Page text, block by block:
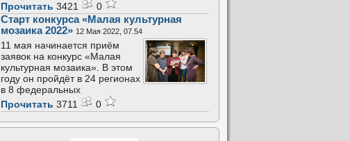
Прочитать 3421
0
Старт конкурса «Малая культурная
мозаика 2022» 12 Мая 2022, 07.54
11 мая начинается приём
заявок на конкурс «Малая
культурная мозаика». В этом
году он пройдёт в 24 регионах
в 8 федеральных
Прочитать 3711 0